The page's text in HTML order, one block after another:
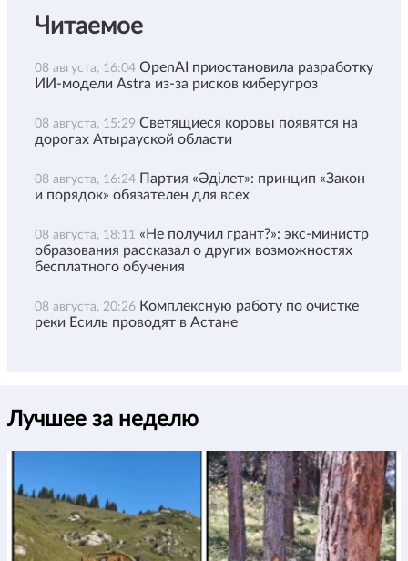
Читаемое
08 августа, 16:04 OpenAI приостановила разработку
ИИ-модели Astra из-за рисков киберугроз
08 августа, 15:29 Светящиеся коровы появятся на
дорогах Атырауской области
08 августа, 16:24 Партия «Әділет»: принцип «Закон
и порядок» обязателен для всех
08 августа, 18:11 «Не получил грант?»: экс-министр
образования рассказал о других возможностях
бесплатного обучения
08 августа, 20:26 Комплексную работу по очистке
реки Есиль проводят в Астане
Лучшее за неделю